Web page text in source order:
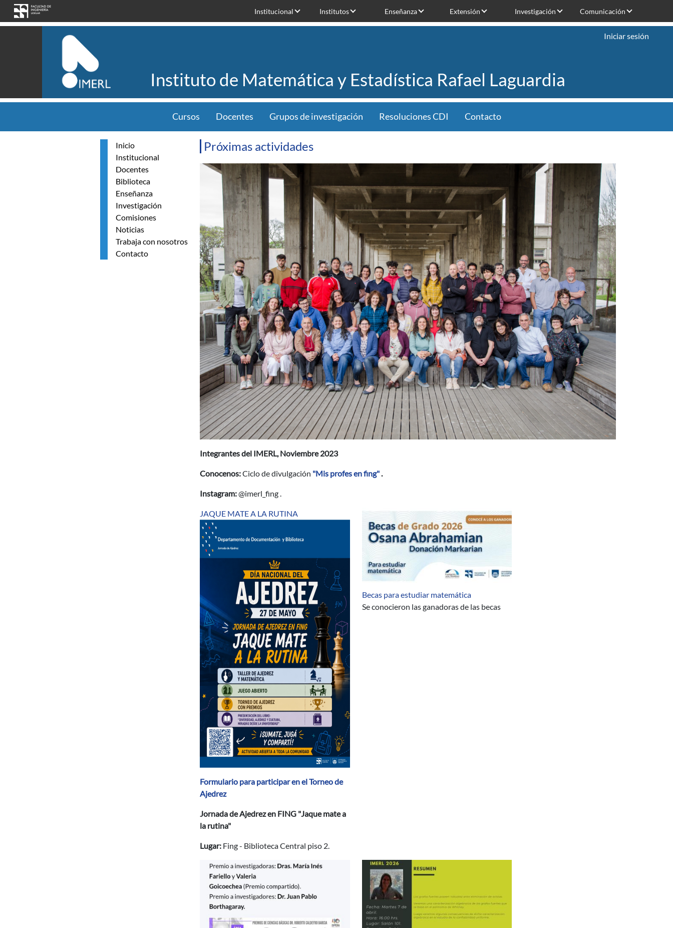
Pasar al contenido principal
Institucional Institutos Enseñanza Extensión Investigación Comunicación
Instituto de Matemática y Estadística Rafael Laguardia
Iniciar sesión
Cursos Docentes Grupos de investigación Resoluciones CDI Contacto
Inicio
Institucional
Docentes
Biblioteca
Enseñanza
Investigación
Comisiones
Noticias
Trabaja con nosotros
Contacto
Próximas actividades
Resumen
Integrantes del IMERL, Noviembre 2023
Conocenos:Ciclo de divulgación "Mis profes en fing" .
Instagram:@imerl_fing .
JAQUE MATE A LA RUTINA
Formulario para participar en el Torneo de
Ajedrez
Jornada de Ajedrez en FING "Jaque mate a
la rutina"
Lugar: Fing - Biblioteca Central piso 2.
Becas para estudiar matemática
Se conocieron las ganadoras de las becas